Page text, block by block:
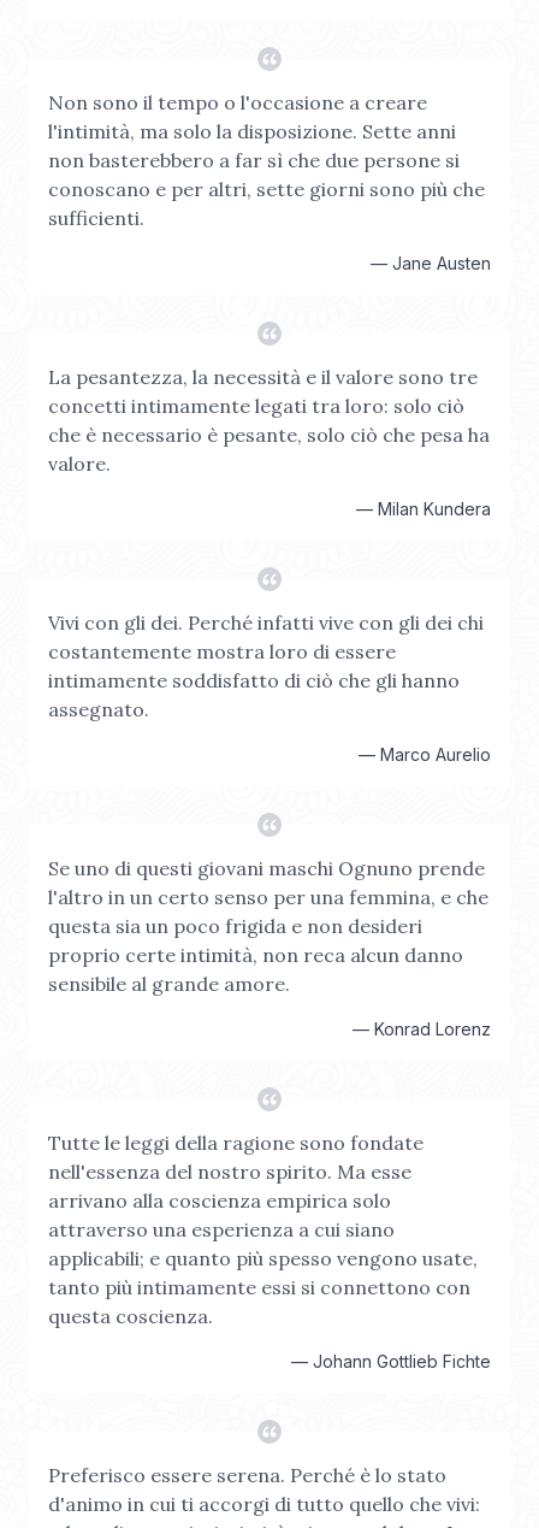
Non sono il tempo o l'occasione a creare
l'intimità, ma solo la disposizione. Sette anni
non basterebbero a far sì che due persone si
conoscano e per altri, sette giorni sono più che
sufficienti.
— Jane Austen
La pesantezza, la necessità e il valore sono tre
concetti intimamente legati tra loro: solo ciò
che è necessario è pesante, solo ciò che pesa ha
valore.
— Milan Kundera
Vivi con gli dei. Perché infatti vive con gli dei chi
costantemente mostra loro di essere
intimamente soddisfatto di ciò che gli hanno
assegnato.
— Marco Aurelio
Se uno di questi giovani maschi Ognuno prende
l'altro in un certo senso per una femmina, e che
questa sia un poco frigida e non desideri
proprio certe intimità, non reca alcun danno
sensibile al grande amore.
— Konrad Lorenz
Tutte le leggi della ragione sono fondate
nell'essenza del nostro spirito. Ma esse
arrivano alla coscienza empirica solo
attraverso una esperienza a cui siano
applicabili; e quanto più spesso vengono usate,
tanto più intimamente essi si connettono con
questa coscienza.
— Johann Gottlieb Fichte
Preferisco essere serena. Perché è lo stato
d'animo in cui ti accorgi di tutto quello che vivi: